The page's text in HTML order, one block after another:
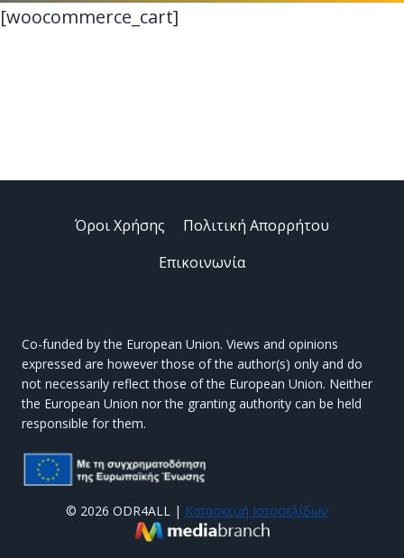
[woocommerce_cart]
Όροι Χρήσης
Πολιτική Απορρήτου
Επικοινωνία
Co-funded by the European Union. Views and opinions
expressed are however those of the author(s) only and do
not necessarily reflect those of the European Union. Neither
the European Union nor the granting authority can be held
responsible for them.
© 2026 ODR4ALL | Κατασκευή Ιστοσελίδων